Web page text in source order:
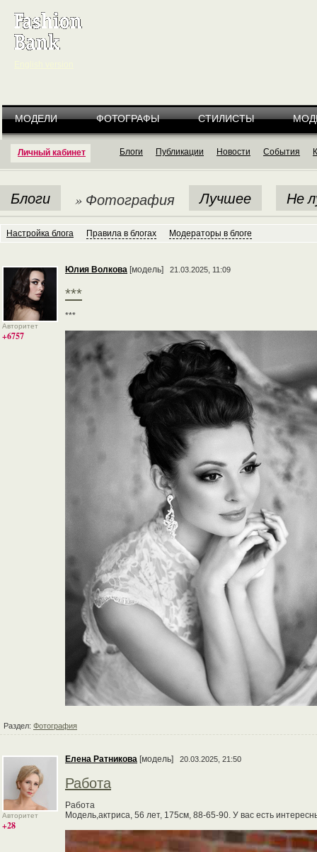
Личный кабинет
МОДЕЛИ ФОТОГРАФЫ СТИЛИСТЫ
Блоги Публикации Новости События
Блоги » Фотография Лучшее Не
Настройка блога Правила в блогах Модераторы в блоге
Авторитет
+6757
Юлия Волкова [модель] 21.03.2025, 11:09
***
***
Раздел: Фотография
Авторитет
+28
Елена Ратникова [модель] 20.03.2025, 21:50
Работа
Работа
Модель,актриса, 56 лет, 175см, 88-65-90. У вас есть